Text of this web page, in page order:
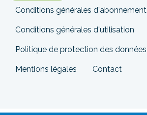
Menu
Pied
de
page
Conditions générales d'abonnement
Conditions générales d'utilisation
Politique de protection des données
Mentions légales Contact